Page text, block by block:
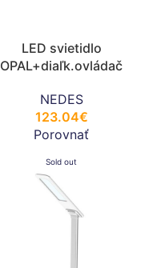
LED svietidlo
OPAL+diaľk.ovládač
LC801S
NEDES
123.04€
Porovnať
Sold out